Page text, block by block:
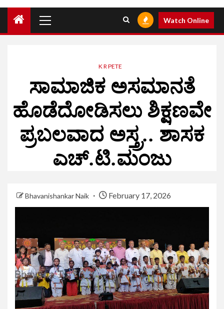
Watch Online
K R PETE
ಸಾಮಾಜಿಕ ಅಸಮಾನತೆ
ಹೊಡೆದೋಡಿಸಲು ಶಿಕ್ಷಣವೇ
ಪ್ರಬಲವಾದ ಅಸ್ತ್ರ.. ಶಾಸಕ
ಎಚ್.ಟಿ.ಮಂಜು
Bhavanishankar Naik February 17, 2026